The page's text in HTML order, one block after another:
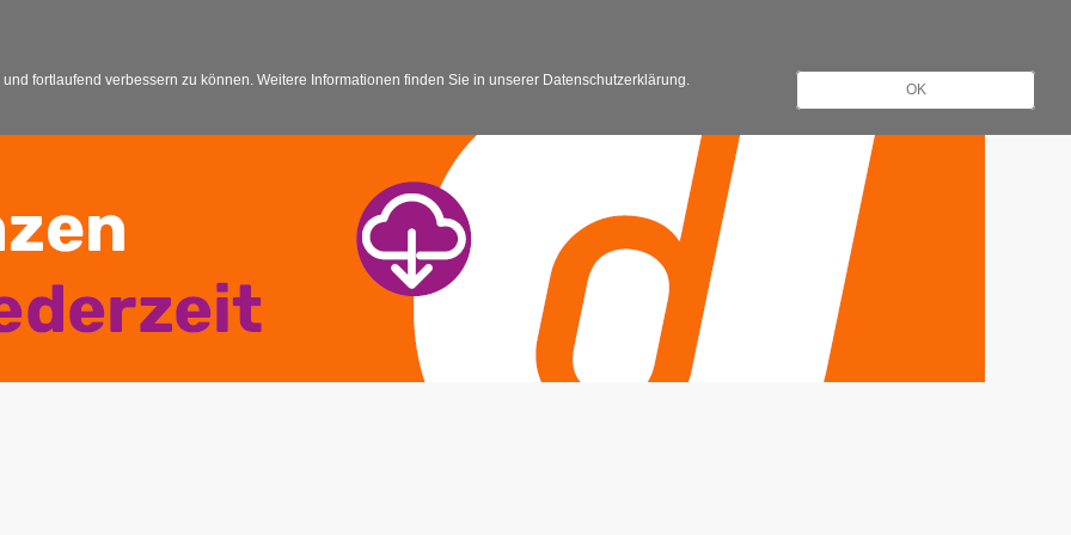
fortlaufend verbessern zu können. Weitere Informationen finden Sie in unserer Datenschutzerklärung.
OK